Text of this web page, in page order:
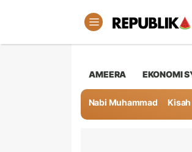
AMEERA EKONOMI
Nabi Muhammad Kisah